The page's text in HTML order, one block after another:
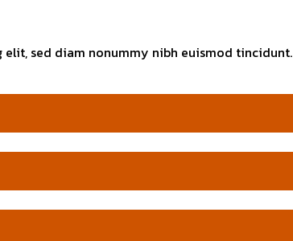
sed diam nonummy nibh euismod tincidunt.